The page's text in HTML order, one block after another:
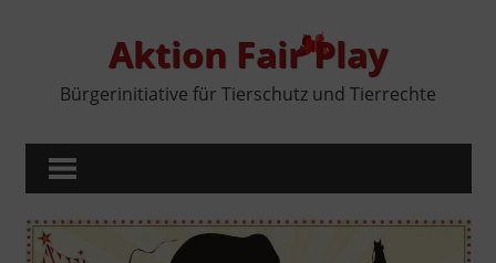
Aktion Fair Play
Bürgerinitiative für Tierschutz und Tierrechte